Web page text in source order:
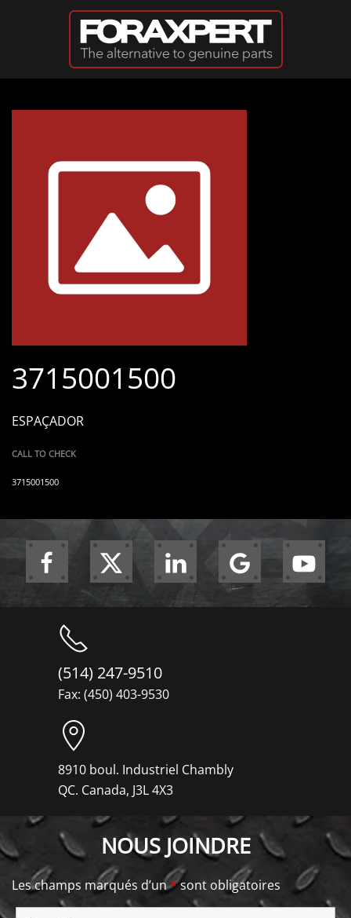
Passer au contenu principal
3715001500
ESPAÇADOR
CALL TO CHECK
3715001500
(514) 247-9510
Fax: (450) 403-9530
8910 boul. Industriel Chambly
QC. Canada, J3L 4X3
NOUS JOINDRE
Les champs marqués d’un*sont obligatoires